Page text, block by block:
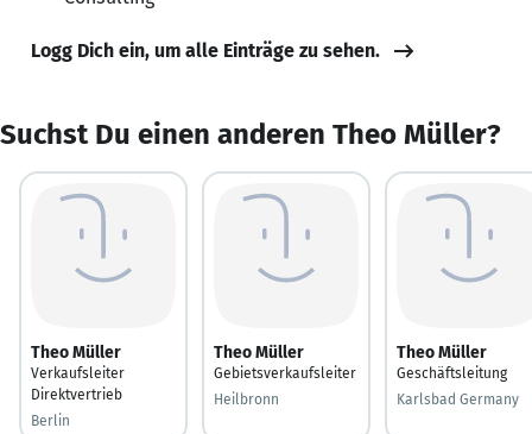
Logg Dich ein, um alle Einträge zu sehen.
Suchst Du einen anderen Theo Müller?
Theo Müller
Verkaufsleiter
Direktvertrieb
Berlin
Theo Müller
Gebietsverkaufsleiter
Heilbronn
Theo Müller
Geschäftsleitung
Karlsbad Germany